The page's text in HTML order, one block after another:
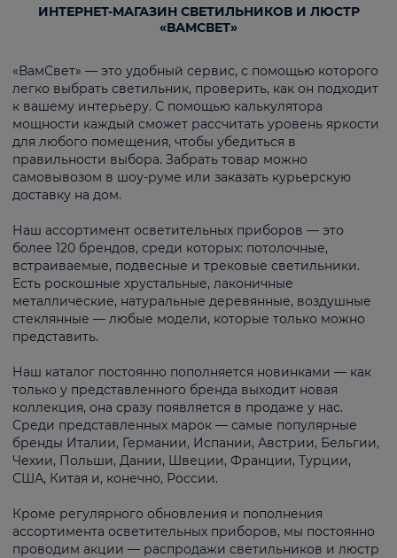
ИНТЕРНЕТ-МАГАЗИН СВЕТИЛЬНИКОВ И ЛЮСТР
«ВАМСВЕТ»
«ВамСвет» — это удобный сервис, с помощью которого
легко выбрать светильник, проверить, как он подходит
к вашему интерьеру. С помощью калькулятора
мощности каждый сможет рассчитать уровень яркости
для любого помещения, чтобы убедиться в
правильности выбора. Забрать товар можно
самовывозом в шоу-руме или заказать курьерскую
доставку на дом.
Наш ассортимент осветительных приборов — это
более 120 брендов, среди которых: потолочные,
встраиваемые, подвесные и трековые светильники.
Есть роскошные хрустальные, лаконичные
металлические, натуральные деревянные, воздушные
стеклянные — любые модели, которые только можно
представить.
Наш каталог постоянно пополняется новинками — как
только у представленного бренда выходит новая
коллекция, она сразу появляется в продаже у нас.
Среди представленных марок — самые популярные
бренды Италии, Германии, Испании, Австрии, Бельгии,
Чехии, Польши, Дании, Швеции, Франции, Турции,
США, Китая и, конечно, России.
Кроме регулярного обновления и пополнения
ассортимента осветительных приборов, мы постоянно
проводим акции — распродажи светильников и люстр